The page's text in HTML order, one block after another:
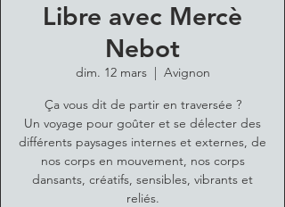
Libre avec Mercè
Nebot
dim. 12 mars
  |
Avignon
Ça vous dit de partir en traversée ?
Un voyage pour goûter et se délecter des
différents paysages internes et externes, de
nos corps en mouvement, nos corps
dansants, créatifs, sensibles, vibrants et
reliés.